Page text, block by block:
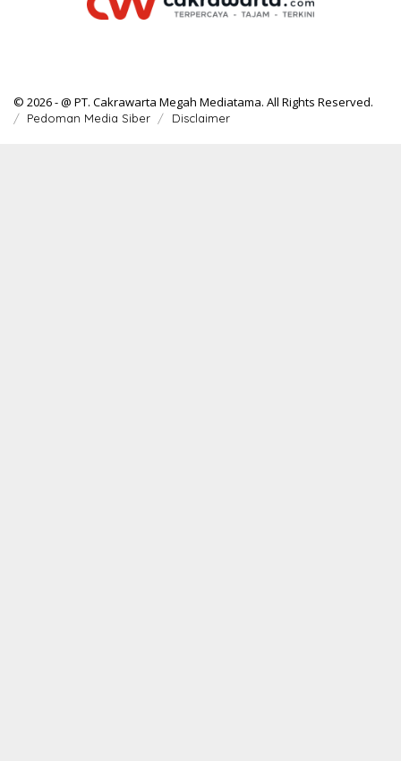
© 2026 - @ PT. Cakrawarta Megah Mediatama. All Rights Reserved.
Pedoman Media Siber Disclaimer